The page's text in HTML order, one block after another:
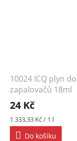
10024 ICQ plyn do
zapalovačů 18ml
24 Kč
Měrná
cena:
1 333,33 Kč / 1 l
Do košíku